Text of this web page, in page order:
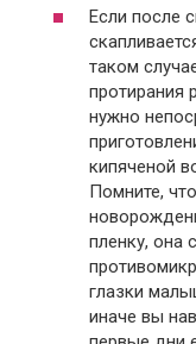
Если после
таком
протирания
нужно
кипяченой
Помните,
пленку, она
глазки
иначе вы